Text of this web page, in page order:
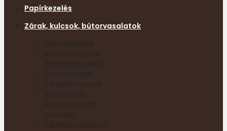
Papírkezelés
Zárak, kulcsok, bútorvasalatok
Bútorvasalatok
Bevéshető zárak
Beeresztős zárak
Szekrényzárak
Sárgaréz kulcsok
Acél kulcsok
Kulcsok ötvözött
Sárgaréz csavarok